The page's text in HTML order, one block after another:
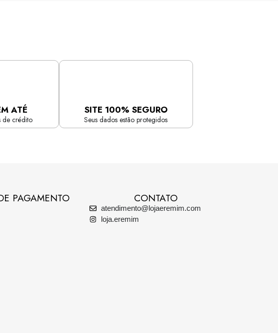
ATÉ
de crédito
SITE 100% SEGURO
Seus dados estão protegidos
PAGAMENTO CONTATO
atendimento@lojaeremim.com
loja.eremim